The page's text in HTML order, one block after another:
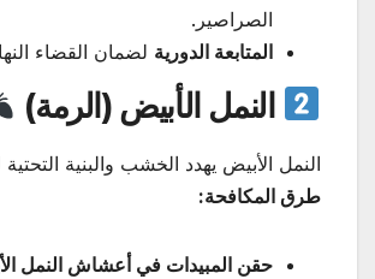
الصراصير.
المتابعة الدورية لضمان القضاء
النمل الأبيض (الرمة)
النمل الأبيض يهدد الخشب والبنية التحتية
طرق المكافحة:
حقن المبيدات في أعشاش النمل